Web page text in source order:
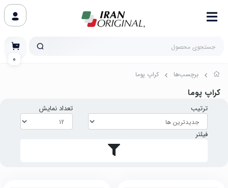
برچسب‌ها کراپ پوما
کراپ پوما
ترتیب تعداد نمایش
فیلتر
0